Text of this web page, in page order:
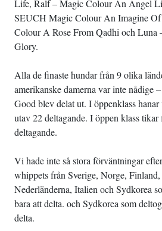
Life, Ralf – Magic Colour An Angel
SEUCH Magic Colour An Imagine
Colour A Rose From Qadhi och Luna
Glory.
Alla de finaste hundar från 9 olika
amerikanske damerna var inte nådige
Good blev delat ut. I öppenklass
utav 22 deltagande. I öppen klass
deltagande.
Vi hade inte så stora förväntningar
whippets från Sverige, Norge,
Nederländerna, Italien och Sydkorea
bara att delta. och Sydkorea som
delta.